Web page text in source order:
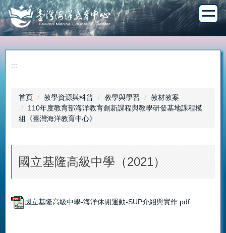
跳
到
主
要
內
:::
首頁 教學資源與科普 教學與學習
教材教案
110年度教育部海洋教育創新課程與教學研發基地課程模
組《臺灣海洋教育中心》
國立基隆高級中學（2021）
國立基隆高級中學-海洋休閒運動-SUP介紹與實作.pdf